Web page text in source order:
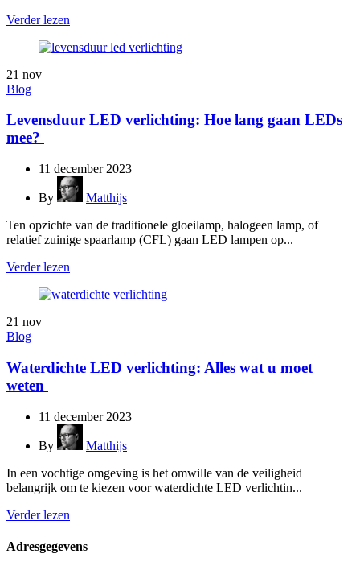
Verder lezen
21 nov
Blog
Levensduur LED verlichting: Hoe lang gaan LEDs
mee?
11 december 2023
By
Matthijs
Ten opzichte van de traditionele gloeilamp, halogeen lamp, of
relatief zuinige spaarlamp (CFL) gaan LED lampen op...
Verder lezen
21 nov
Blog
Waterdichte LED verlichting: Alles wat u moet
weten
11 december 2023
By
Matthijs
In een vochtige omgeving is het omwille van de veiligheid
belangrijk om te kiezen voor waterdichte LED verlichtin...
Verder lezen
Adresgegevens